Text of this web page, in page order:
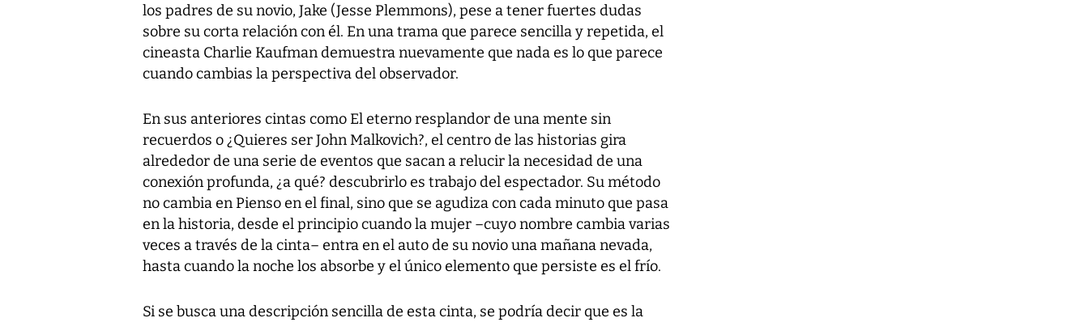
los padres de su novio, Jake (Jesse Plemmons), pese a tener fuertes dudas
sobre su corta relación con él. En una trama que parece sencilla y repetida, el
cineasta Charlie Kaufman demuestra nuevamente que nada es lo que parece
cuando cambias la perspectiva del observador.
En sus anteriores cintas comoEl eterno resplandor de una mente sin
recuerdos o ¿Quieres ser John Malkovich?, el centro de las historias gira
alrededor de una serie de eventos que sacan a relucir la necesidad de una
conexión profunda, ¿a qué? descubrirlo es trabajo del espectador. Su método
no cambia enPienso en el final, sino que se agudiza con cada minuto que pasa
en la historia, desde el principio cuando la mujer –cuyo nombre cambia varias
veces a través de la cinta– entra en el auto de su novio una mañana nevada,
hasta cuando la noche los absorbe y el único elemento que persiste es el frío.
Si se busca una descripción sencilla de esta cinta, se podría decir que es la